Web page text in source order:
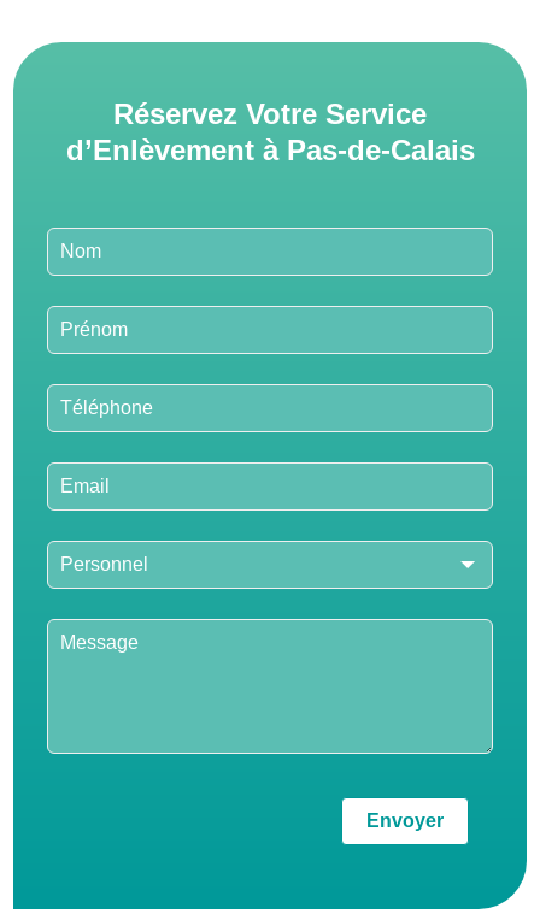
Réservez Votre Service
d’Enlèvement à Pas-de-Calais
Leave
this
blank
Envoyer